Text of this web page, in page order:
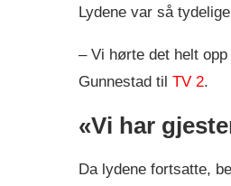
Lydene var så
– Vi hørte det helt
Gunnestad til TV 2.
«Vi har
Da lydene fortsatte,